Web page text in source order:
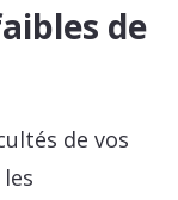
de
de vos